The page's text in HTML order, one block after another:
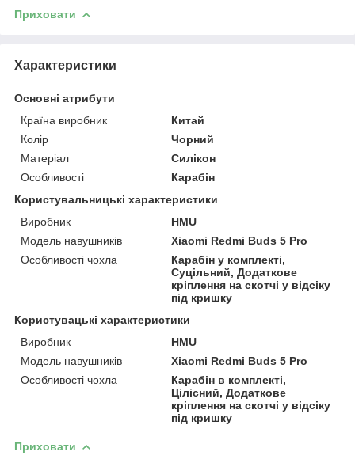
Приховати
Характеристики
Основні атрибути
Країна виробник
Китай
Колір
Чорний
Матеріал
Силікон
Особливості
Карабін
Користувальницькі характеристики
Виробник
HMU
Модель навушників
Xiaomi Redmi Buds 5 Pro
Особливості чохла
Карабін у комплекті,
Суцільний, Додаткове
кріплення на скотчі у відсіку
під кришку
Користувацькi характеристики
Виробник
HMU
Модель навушників
Xiaomi Redmi Buds 5 Pro
Особливості чохла
Карабін в комплекті,
Цілісний, Додаткове
кріплення на скотчі у відсіку
під кришку
Приховати